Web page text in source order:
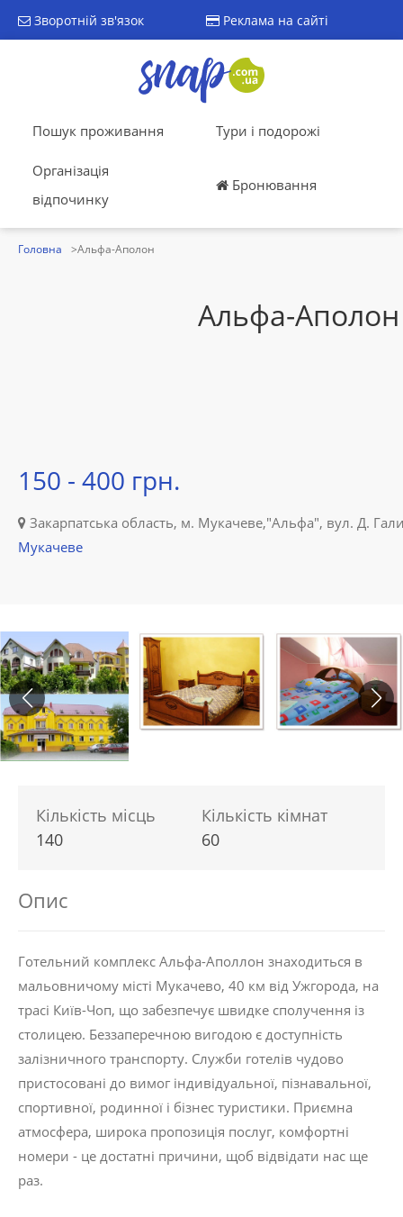
Зворотній зв'язок Реклама на сайті
Пошук проживання Тури і подорожі
Організація
відпочинку
Бронювання
Головна Альфа-Аполон
Альфа-Аполон
150 - 400 грн.
Закарпатська область, м. Мукачеве,"Альфа", вул. Д.
Мукачеве
Кількість місць
140
Кількість кімнат
60
Опис
Готельний комплекс Альфа-Аполлон знаходиться в
мальовничому місті Мукачево, 40 км від Ужгорода, на
трасі Київ-Чоп, що забезпечує швидке сполучення із
столицею. Беззаперечною вигодою є доступність
залізничного транспорту. Служби готелів чудово
пристосовані до вимог індивідуальної, пізнавальної,
спортивної, родинної і бізнес туристики. Приємна
атмосфера, широка пропозиція послуг, комфортні
номери - це достатні причини, щоб відвідати нас ще
раз.